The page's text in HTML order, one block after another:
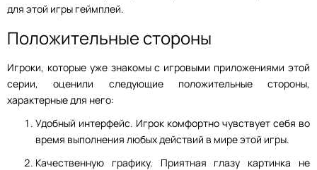
для этой игры геймплей.
Положительные стороны
Игроки, которые уже знакомы с игровыми приложениями этой
серии, оценили следующие положительные стороны,
характерные для него:
Удобный интерфейс. Игрок комфортно чувствует себя во
время выполнения любых действий в мире этой игры.
Качественную графику. Приятная глазу картинка не